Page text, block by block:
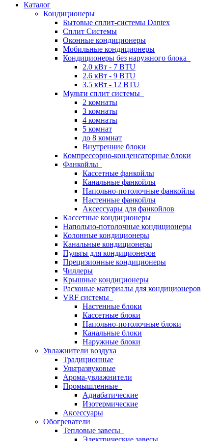
Каталог
Кондиционеры
Бытовые сплит-системы Dantex
Сплит Системы
Оконные кондиционеры
Мобильные кондиционеры
Кондиционеры без наружного блока
2.0 кВт - 7 BTU
2.6 кВт - 9 BTU
3.5 кВт - 12 BTU
Мульти сплит системы
2 комнаты
3 комнаты
4 комнаты
5 комнат
до 8 комнат
Внутренние блоки
Компрессорно-конденсаторные блоки
Фанкойлы
Кассетные фанкойлы
Канальные фанкойлы
Напольно-потолочные фанкойлы
Настенные фанкойлы
Аксессуары для фанкойлов
Кассетные кондиционеры
Напольно-потолочные кондиционеры
Колонные кондиционеры
Канальные кондиционеры
Пульты для кондиционеров
Прецизионные кондиционеры
Чиллеры
Крышные кондиционеры
Расхоные материалы для кондиционеров
VRF системы
Настенные блоки
Кассетные блоки
Напольно-потолочные блоки
Канальные блоки
Наружные блоки
Увлажнители воздуха
Традиционные
Ультразвуковые
Арома-увлажнители
Промышленныe
Адиабатические
Изотермические
Аксессуары
Обогреватели
Тепловые завесы
Электрические завесы